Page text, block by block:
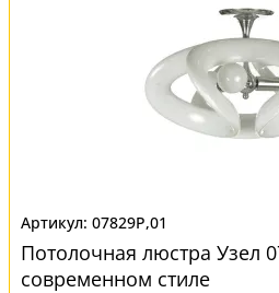
07829Р,01
Потолочная люстра Узел
современном стиле